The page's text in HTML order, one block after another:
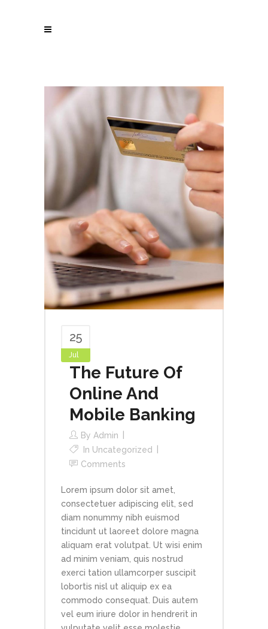
25
Jul
The Future Of
Online And
Mobile Banking
By Admin
In Uncategorized
Comments
Lorem ipsum dolor sit amet,
consectetuer adipiscing elit, sed
diam nonummy nibh euismod
tincidunt ut laoreet dolore magna
aliquam erat volutpat. Ut wisi enim
ad minim veniam, quis nostrud
exerci tation ullamcorper suscipit
lobortis nisl ut aliquip ex ea
commodo consequat. Duis autem
vel eum iriure dolor in hendrerit in